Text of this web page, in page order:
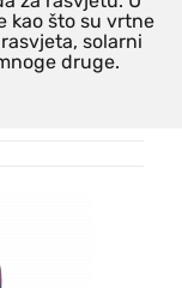
kao što su vrtne
solarni
druge.